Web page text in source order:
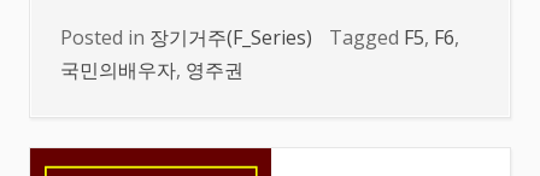
Posted in 장기거주(F_Series) Tagged F5, F6,
국민의배우자, 영주권